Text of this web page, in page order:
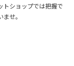
トショップでは把握で
せ。